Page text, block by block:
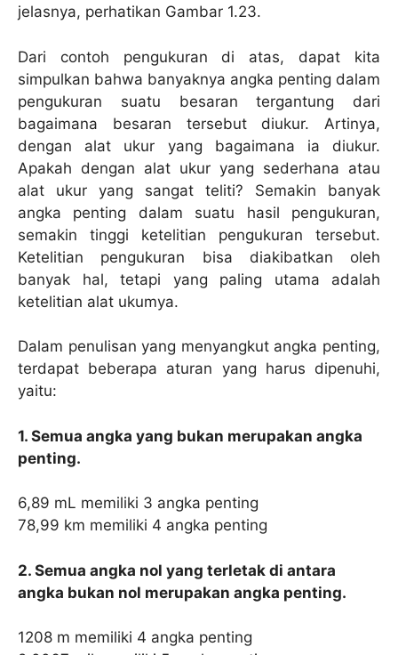
jelasnya, perhatikan Gambar 1.23.
Dari contoh pengukuran di atas, dapat kita
simpulkan bahwa banyaknya angka penting dalam
pengukuran suatu besaran tergantung dari
bagaimana besaran tersebut diukur. Artinya,
dengan alat ukur yang bagaimana ia diukur.
Apakah dengan alat ukur yang sederhana atau
alat ukur yang sangat teliti? Semakin banyak
angka penting dalam suatu hasil pengukuran,
semakin tinggi ketelitian pengukuran tersebut.
Ketelitian pengukuran bisa diakibatkan oleh
banyak hal, tetapi yang paling utama adalah
ketelitian alat ukumya.
Dalam penulisan yang menyangkut angka penting,
terdapat beberapa aturan yang harus dipenuhi,
yaitu:
1. Semua angka yang bukan merupakan angka
penting.
6,89 mL memiliki 3 angka penting
78,99 km memiliki 4 angka penting
2. Semua angka nol yang terletak di antara
angka bukan nol merupakan angka penting.
1208 m memiliki 4 angka penting